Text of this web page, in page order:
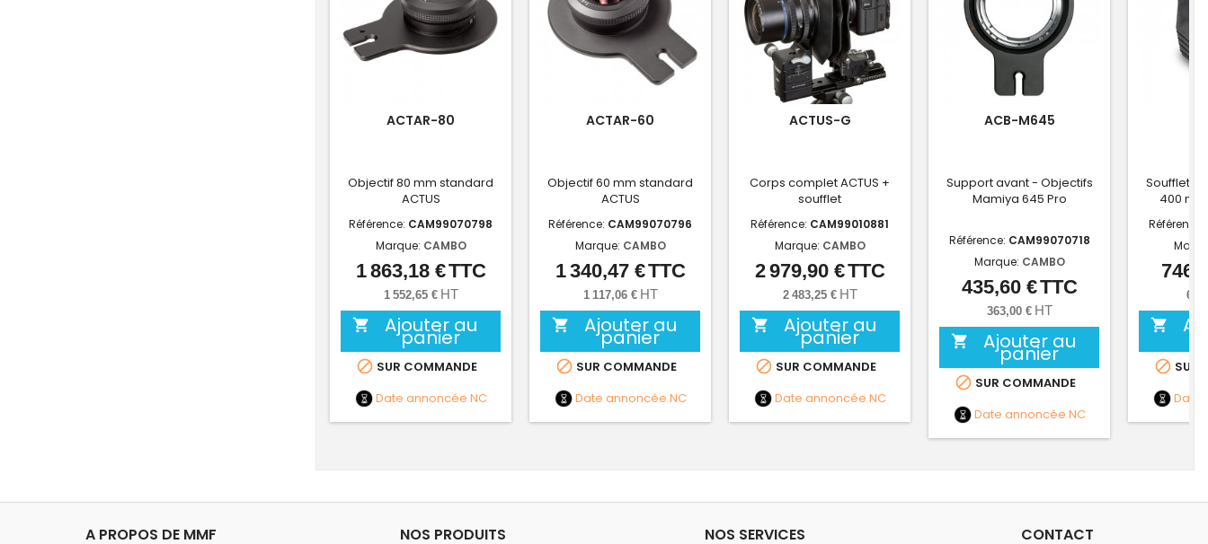
ACTAR-80
Objectif 80 mm standard
ACTUS
Référence: CAM99070798
Marque: CAMBO
Prix
1 863,18 €TTC
1 552,65 € HT
 Ajouter au
panier
 SUR COMMANDE
Date annoncée NC
ACTAR-60
Objectif 60 mm standard
ACTUS
Référence: CAM99070796
Marque: CAMBO
Prix
1 340,47 €TTC
1 117,06 € HT
 Ajouter au
panier
 SUR COMMANDE
Date annoncée NC
ACTUS-G
Corps complet ACTUS +
soufflet
Référence: CAM99010881
Marque: CAMBO
Prix
2 979,90 €TTC
2 483,25 € HT
 Ajouter au
panier
 SUR COMMANDE
Date annoncée NC
ACB-M645
Support avant - Objectifs
Mamiya 645 Pro
Référence: CAM99070718
Marque: CAMBO
Prix
435,60 €TTC
363,00 € HT
 Ajouter au
panier
 SUR COMMANDE
Date annoncée NC
Soufflet
400
Référence:

 SUR
Date
A PROPOS DE MMF NOS PRODUITS NOS SERVICES CONTACT